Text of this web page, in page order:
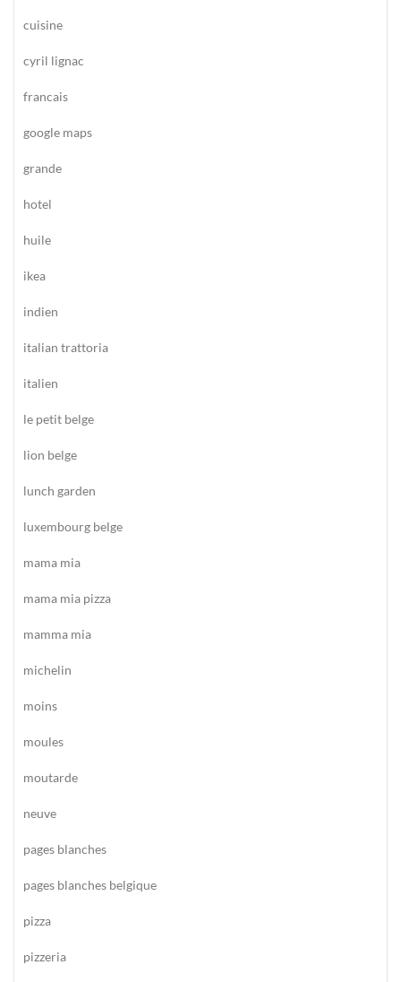
cuisine
cyril lignac
francais
google maps
grande
hotel
huile
ikea
indien
italian trattoria
italien
le petit belge
lion belge
lunch garden
luxembourg belge
mama mia
mama mia pizza
mamma mia
michelin
moins
moules
moutarde
neuve
pages blanches
pages blanches belgique
pizza
pizzeria